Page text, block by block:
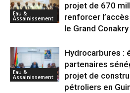
Eau &
Assainissement
projet de 670
renforcer
le Grand Conakry
Eau &
Assainissement
Hydrocarbures :
partenaires
projet de
pétroliers en